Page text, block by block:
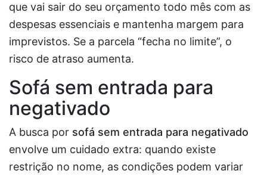
que vai sair do seu orçamento todo mês com as
despesas essenciais e mantenha margem para
imprevistos. Se a parcela “fecha no limite”, o
risco de atraso aumenta.
Sofá sem entrada para
negativado
A busca por sofá sem entrada para negativado
envolve um cuidado extra: quando existe
restrição no nome, as condições podem variar